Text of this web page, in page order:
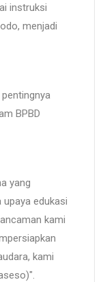
instruksi
menjadi
BPBD
yang
edukasi
kami
kami